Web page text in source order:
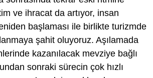
ve ihracat da artıyor, insan
başlaması ile birlikte turizmde
şahit oluyoruz. Aşılamada
kazanılacak mevziye bağlı
sonraki sürecin çok hızlı